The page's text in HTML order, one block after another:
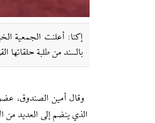
بالسند من طلبة حلقاتها
وقال أمين الصندوق،